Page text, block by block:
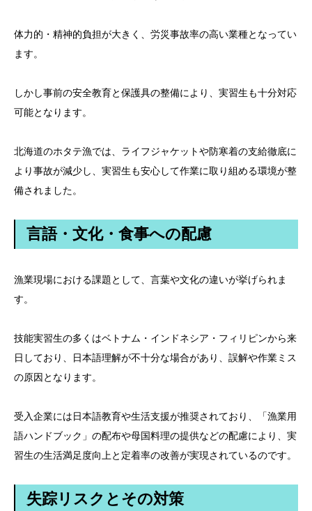
体力的・精神的負担が大きく、労災事故率の高い業種となってい
ます。
しかし事前の安全教育と保護具の整備により、実習生も十分対応
可能となります。
北海道のホタテ漁では、ライフジャケットや防寒着の支給徹底に
より事故が減少し、実習生も安心して作業に取り組める環境が整
備されました。
言語・文化・食事への配慮
漁業現場における課題として、言葉や文化の違いが挙げられま
す。
技能実習生の多くはベトナム・インドネシア・フィリピンから来
日しており、日本語理解が不十分な場合があり、誤解や作業ミス
の原因となります。
受入企業には日本語教育や生活支援が推奨されており、「漁業用
語ハンドブック」の配布や母国料理の提供などの配慮により、実
習生の生活満足度向上と定着率の改善が実現されているのです。
失踪リスクとその対策